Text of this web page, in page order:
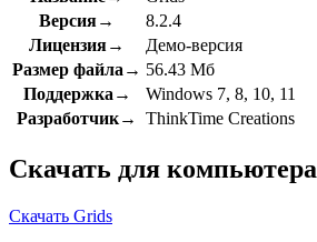
Версия→
8.2.4
Лицензия→
Демо-версия
Размер файла→ 56.43 Мб
Поддержка→
Windows 7, 8, 10, 11
Разработчик→
ThinkTime Creations
Скачать для компьютера
Скачать Grids